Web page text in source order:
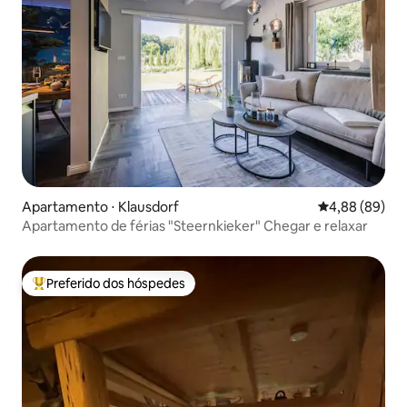
Apartamento ⋅ Klausdorf 4,88 de uma
4,88 (89)
Apartamento de férias "Steernkieker" Chegar e relaxar
Entre os melhores preferidos dos hóspedes
Preferido dos hóspedes